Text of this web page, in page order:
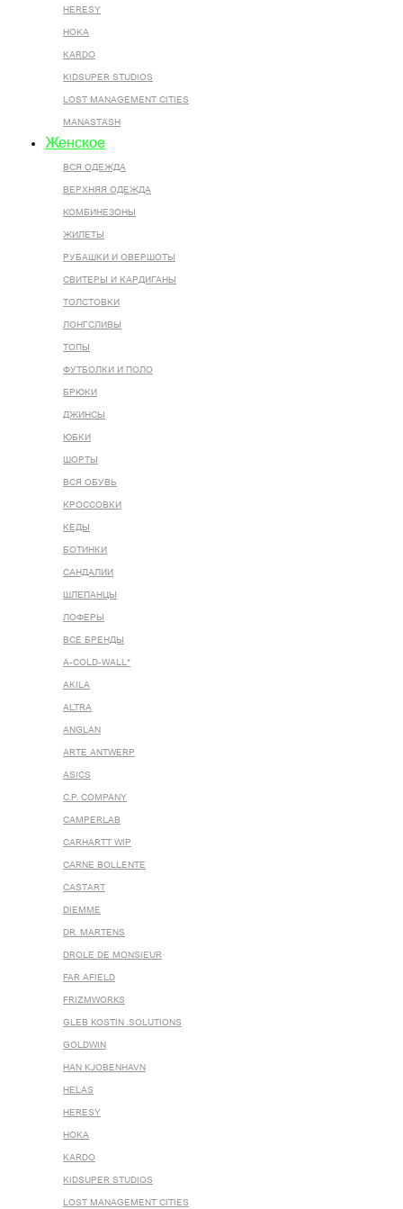
HERESY
HOKA
KARDO
KIDSUPER STUDIOS
LOST MANAGEMENT CITIES
MANASTASH
Женское
ВСЯ ОДЕЖДА
ВЕРХНЯЯ ОДЕЖДА
КОМБИНЕЗОНЫ
ЖИЛЕТЫ
РУБАШКИ И ОВЕРШОТЫ
СВИТЕРЫ И КАРДИГАНЫ
ТОЛСТОВКИ
ЛОНГСЛИВЫ
ТОПЫ
ФУТБОЛКИ И ПОЛО
БРЮКИ
ДЖИНСЫ
ЮБКИ
ШОРТЫ
ВСЯ ОБУВЬ
КРОССОВКИ
КЕДЫ
БОТИНКИ
САНДАЛИИ
ШЛЕПАНЦЫ
ЛОФЕРЫ
ВСЕ БРЕНДЫ
A-COLD-WALL*
AKILA
ALTRA
ANGLAN
ARTE ANTWERP
ASICS
C.P. COMPANY
CAMPERLAB
CARHARTT WIP
CARNE BOLLENTE
CASTART
DIEMME
DR. MARTENS
DROLE DE MONSIEUR
FAR AFIELD
FRIZMWORKS
GLEB KOSTIN .SOLUTIONS
GOLDWIN
HAN KJOBENHAVN
HELAS
HERESY
HOKA
KARDO
KIDSUPER STUDIOS
LOST MANAGEMENT CITIES